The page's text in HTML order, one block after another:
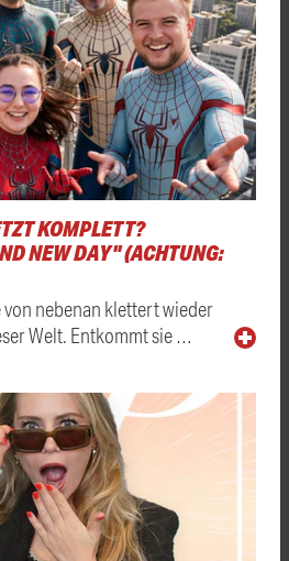
KOMPLETT?
NEW DAY" (ACHTUNG:
nebenan klettert wieder
Welt. Entkommt sie …